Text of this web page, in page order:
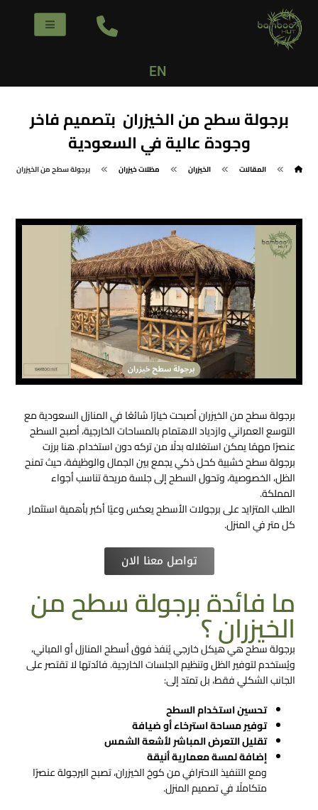
EN
برجولة سطح من الخيزران بتصميم فاخر
وجودة عالية في السعودية
المقالات الخيزران مظلات خيزران برجولة سطح من الخيزران
برجولة سطح​​ من الخيزران أصبحت خيارًا شائعًا في المنازل السعودية مع
التوسع العمراني وازدياد الاهتمام بالمساحات الخارجية، أصبح السطح
عنصرًا مهمًا يمكن استغلاله بدلًا من تركه دون استخدام. هنا برزت
برجولة سطح خشبية كحل ذكي يجمع بين الجمال والوظيفة، حيث تمنح
الظل، الخصوصية، وتحول السطح إلى جلسة مريحة تناسب أجواء
المملكة.
الطلب المتزايد على برجولات الأسطح يعكس وعيًا أكبر بأهمية استثمار
كل متر في المنزل.
تواصل معنا الان
ما فائدة برجولة سطح​ من
الخيزران ؟
برجولة سطح هي هيكل خارجي يُنفذ فوق أسطح المنازل أو المباني،
ويُستخدم لتوفير الظل وتنظيم الجلسات الخارجية. فائدتها لا تقتصر على
الجانب الشكلي فقط، بل تمتد إلى:
تحسين استخدام السطح
توفير مساحة استرخاء أو ضيافة
تقليل التعرض المباشر لأشعة الشمس
إضافة لمسة معمارية أنيقة
ومع التنفيذ الاحترافي من كوخ الخيزران، تصبح البرجولة عنصرًا
متكاملًا في تصميم المنزل.